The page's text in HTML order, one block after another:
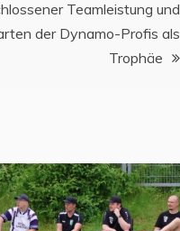
Teamleistung und
der Dynamo-Profis als
Trophäe